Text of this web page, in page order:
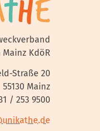
KdöR
Straße 20
55130 Mainz
/ 253 9500